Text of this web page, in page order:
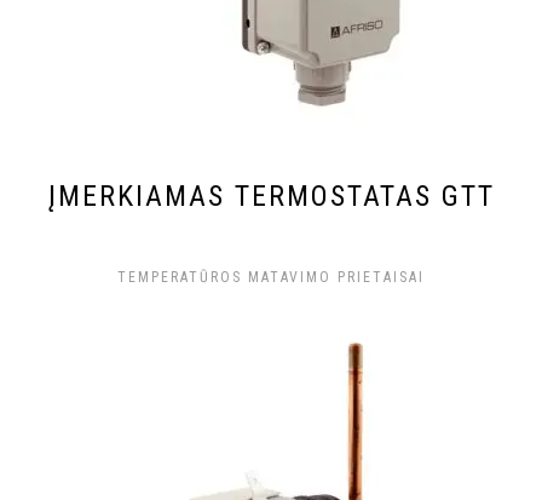
ĮMERKIAMAS TERMOSTATAS GTT
TEMPERATŪROS MATAVIMO PRIETAISAI